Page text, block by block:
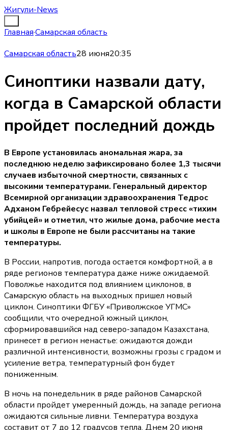
Жигули-News
Главная·Самарская область
Самарская область28 июня20:35
Синоптики назвали дату,
когда в Самарской области
пройдет последний дождь
В Европе установилась аномальная жара, за
последнюю неделю зафиксировано более 1,3 тысячи
случаев избыточной смертности, связанных с
высокими температурами. Генеральный директор
Всемирной организации здравоохранения Тедрос
Адханом Гебрейесус назвал тепловой стресс «тихим
убийцей» и отметил, что жилые дома, рабочие места
и школы в Европе не были рассчитаны на такие
температуры.
В России, напротив, погода остается комфортной, а в
ряде регионов температура даже ниже ожидаемой.
Поволжье находится под влиянием циклонов, в
Самарскую область на выходных пришел новый
циклон. Синоптики ФГБУ «Приволжское УГМС»
сообщили, что очередной южный циклон,
сформировавшийся над северо-западом Казахстана,
принесет в регион ненастье: ожидаются дожди
различной интенсивности, возможны грозы с градом и
усиление ветра, температурный фон будет
пониженным.
В ночь на понедельник в ряде районов Самарской
области пройдет умеренный дождь, на западе региона
ожидаются сильные ливни. Температура воздуха
составит от 7 до 12 градусов тепла. Днем 20 июня